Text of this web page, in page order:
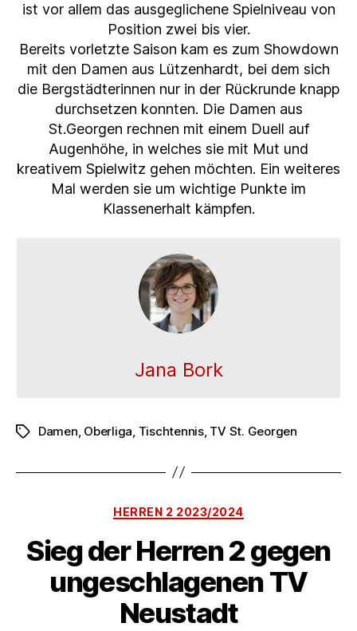
ist vor allem das ausgeglichene Spielniveau von
Position zwei bis vier.
Bereits vorletzte Saison kam es zum Showdown
mit den Damen aus Lützenhardt, bei dem sich
die Bergstädterinnen nur in der Rückrunde knapp
durchsetzen konnten. Die Damen aus
St.Georgen rechnen mit einem Duell auf
Augenhöhe, in welches sie mit Mut und
kreativem Spielwitz gehen möchten. Ein weiteres
Mal werden sie um wichtige Punkte im
Klassenerhalt kämpfen.
Jana Bork
Schlagwörter
Damen, Oberliga, Tischtennis, TV St. Georgen
Kategorien
HERREN 2 2023/2024
Sieg der Herren 2 gegen
ungeschlagenen TV
Neustadt